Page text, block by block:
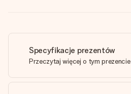
Specyfikacje prezentów
Przeczytaj więcej o tym prezencie